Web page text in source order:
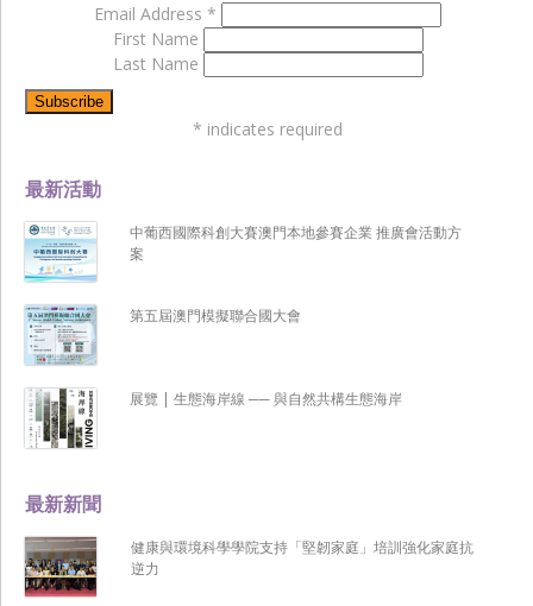
最新新聞
健康與環境科學學院支持「堅韌家庭」培訓強化家庭抗
逆力
最新活動
中葡西國際科創大賽澳門本地參賽企業 推廣會活動方
案
第五屆澳門模擬聯合國大會
展覽 | 生態海岸線 ── 與自然共構生態海岸
Email Address *
First Name
Last Name
* indicates required